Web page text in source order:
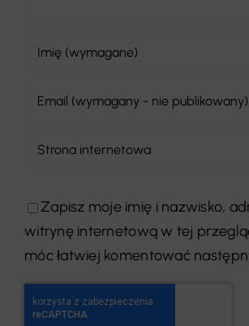
Zapisz moje imię i nazwisko,
witrynę internetową w tej
móc łatwiej komentować